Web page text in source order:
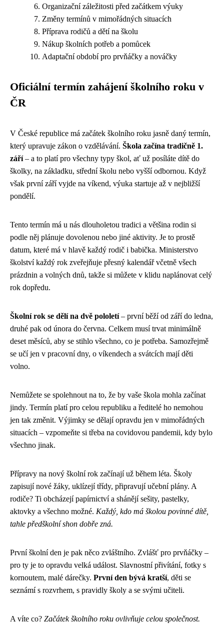
Organizační záležitosti před začátkem výuky
Změny termínů v mimořádných situacích
Příprava rodičů a dětí na školu
Nákup školních potřeb a pomůcek
Adaptační období pro prvňáčky a nováčky
Oficiální termín zahájení školního roku v
ČR
V České republice má začátek školního roku jasně daný termín,
který upravuje zákon o vzdělávání. Škola začína tradičně 1.
září– a to platí pro všechny typy škol, ať už posíláte dítě do
školky, na základku, střední školu nebo vyšší odbornou. Když
však první září vyjde na víkend, výuka startuje až v nejbližší
pondělí.
Tento termín má u nás dlouholetou tradici a většina rodin si
podle něj plánuje dovolenou nebo jiné aktivity. Je to prostě
datum, které má v hlavě každý rodič i babička. Ministerstvo
školství každý rok zveřejňuje přesný kalendář včetně všech
prázdnin a volných dnů, takže si můžete v klidu naplánovat celý
rok dopředu.
Školní rok se dělí na dvě pololetí– první běží od září do ledna,
druhé pak od února do června. Celkem musí trvat minimálně
deset měsíců, aby se stihlo všechno, co je potřeba. Samozřejmě
se učí jen v pracovní dny, o víkendech a svátcích mají děti
volno.
Nemůžete se spolehnout na to, že by vaše škola mohla začínat
jindy. Termín platí pro celou republiku a ředitelé ho nemohou
jen tak změnit. Výjimky se dělají opravdu jen v mimořádných
situacích – vzpomeňte si třeba na covidovou pandemii, kdy bylo
všechno jinak.
Přípravy na nový školní rok začínají už během léta. Školy
zapisují nové žáky, uklízejí třídy, připravují učební plány. A
rodiče? Ti obcházejí papírnictví a shánějí sešity, pastelky,
aktovky a všechno možné. Každý, kdo má školou povinné dítě,
tahle předškolní shon dobře zná.
První školní den je pak něco zvláštního. Zvlášť pro prvňáčky –
pro ty je to opravdu velká událost. Slavnostní přivítání, fotky s
kornoutem, malé dárečky. První den bývá kratší, děti se
seznámí s rozvrhem, s pravidly školy a se svými učiteli.
A víte co? Začátek školního roku ovlivňuje celou společnost.